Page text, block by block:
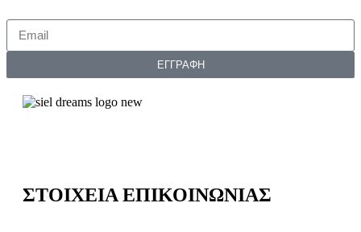
ΕΓΓΡΑΦΗ
ΣΤΟΙΧΕΙΑ ΕΠΙΚΟΙΝΩΝΙΑΣ